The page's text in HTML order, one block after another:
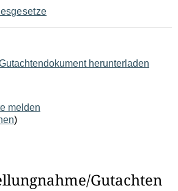
herunterladen
melden
)
Gutachten